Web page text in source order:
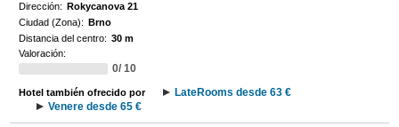
Dirección: Rokycanova 21
Ciudad (Zona): Brno
Distancia del centro: 30 m
Valoración:
0/ 10
Hotel también ofrecido por
LateRooms desde 63 €
Venere desde 65 €